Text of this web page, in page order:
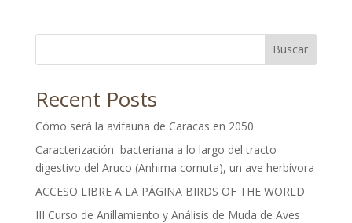
Buscar
Recent Posts
Cómo será la avifauna de Caracas en 2050
Caracterización bacteriana a lo largo del tracto
digestivo del Aruco (Anhima cornuta), un ave herbívora
ACCESO LIBRE A LA PÁGINA BIRDS OF THE WORLD
III Curso de Anillamiento y Análisis de Muda de Aves